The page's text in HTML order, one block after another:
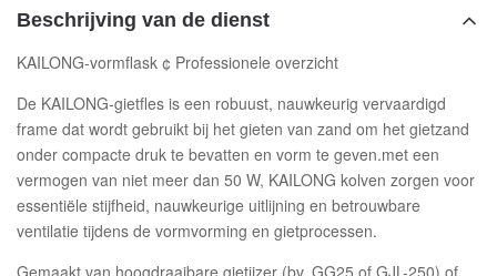
Beschrijving van de dienst
KAILONG-vormflask ¢ Professionele overzicht
De KAILONG-gietfles is een robuust, nauwkeurig vervaardigd
frame dat wordt gebruikt bij het gieten van zand om het gietzand
onder compacte druk te bevatten en vorm te geven.met een
vermogen van niet meer dan 50 W, KAILONG kolven zorgen voor
essentiële stijfheid, nauwkeurige uitlijning en betrouwbare
ventilatie tijdens de vormvorming en gietprocessen.
Gemaakt van hoogdraaibare gietijzer (bv. GG25 of GJL-250) of